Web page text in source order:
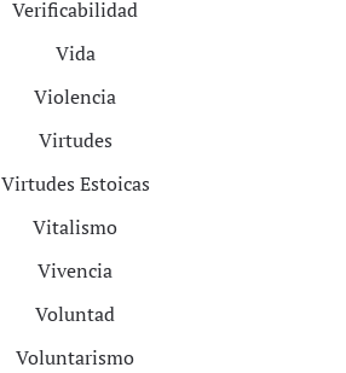
Verificabilidad
Vida
Violencia
Virtudes
Virtudes Estoicas
Vitalismo
Vivencia
Voluntad
Voluntarismo